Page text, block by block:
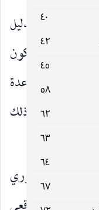
٤٠
٤٢
٤٥
٥٨
٦٢
٦٣
٦٤
٦٧
والتبرك. والدليل
المتنوعة تكون
من مفاد القاعدة
في كل ذلك
:
الضرري